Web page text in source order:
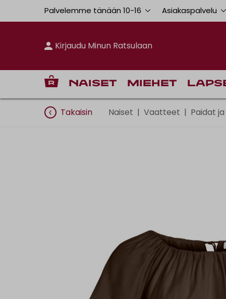
Palvelemme tänään 10-16 Asiakaspalvelu
Kirjaudu Minun Ratsulaan
Naiset Miehet
Takaisin Naiset | Vaatteet | Paidat